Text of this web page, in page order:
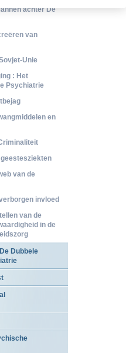
achter De
van
Unie
: Het
Psychiatrie
en
van de
invloed
van de
in de
Dubbele